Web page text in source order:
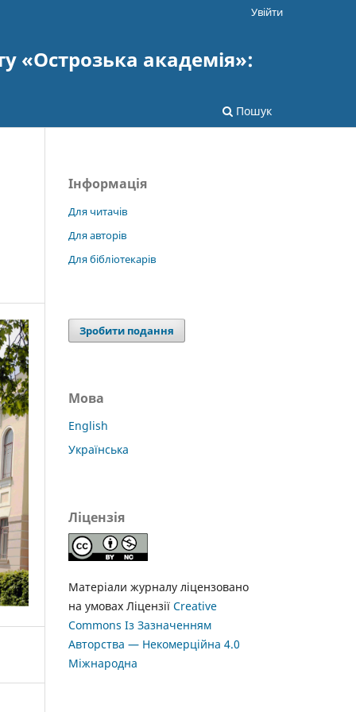
«Острозька академія»:
Пошук
Увійти
Інформація
Для читачів
Для авторів
Для бібліотекарів
Зробити подання
Мова
English
Українська
Ліцензія
Матеріали журналу ліцензовано
на умовах Ліцензії Creative
Commons Із Зазначенням
Авторства — Некомерційна 4.0
Міжнародна